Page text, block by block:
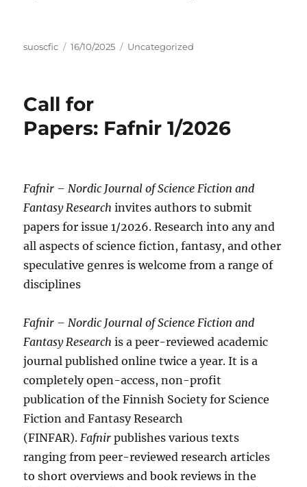
Author
suoscfic
Posted
16/10/2025 Categories
Uncategorized
Call for
Papers: Fafnir 1/2026
Fafnir – Nordic Journal of Science Fiction and
Fantasy Research invites authors to submit
papers for issue 1/2026. Research into any and
all aspects of science fiction, fantasy, and other
speculative genres is welcome from a range of
disciplines
Fafnir – Nordic Journal of Science Fiction and
Fantasy Research is a peer-reviewed academic
journal published online twice a year. It is a
completely open-access, non-profit
publication of the Finnish Society for Science
Fiction and Fantasy Research
(FINFAR). Fafnir publishes various texts
ranging from peer-reviewed research articles
to short overviews and book reviews in the